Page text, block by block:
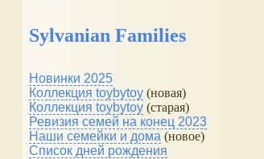
Sylvanian Families
Новинки 2025
Коллекция toybytoy (новая)
Коллекция toybytoy (старая)
Ревизия семей на конец 2023
Наши семейки и дома (новое)
Список дней рождения